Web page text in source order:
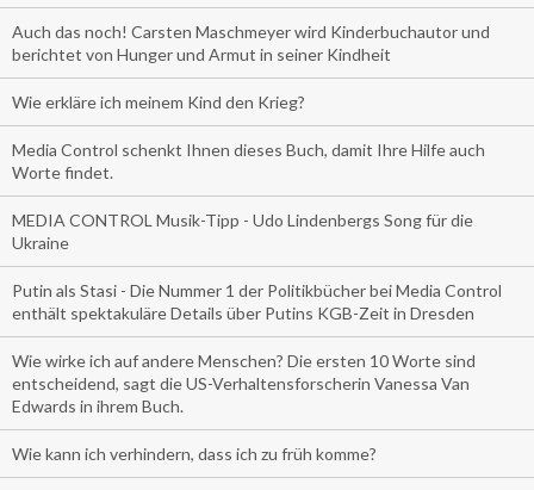
Auch das noch! Carsten Maschmeyer wird Kinderbuchautor und
berichtet von Hunger und Armut in seiner Kindheit
Wie erkläre ich meinem Kind den Krieg?
Media Control schenkt Ihnen dieses Buch, damit Ihre Hilfe auch
Worte findet.
MEDIA CONTROL Musik-Tipp - Udo Lindenbergs Song für die
Ukraine
Putin als Stasi - Die Nummer 1 der Politikbücher bei Media Control
enthält spektakuläre Details über Putins KGB-Zeit in Dresden
Wie wirke ich auf andere Menschen? Die ersten 10 Worte sind
entscheidend, sagt die US-Verhaltensforscherin Vanessa Van
Edwards in ihrem Buch.
Wie kann ich verhindern, dass ich zu früh komme?